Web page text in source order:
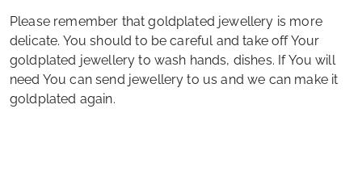
Please remember that goldplated jewellery is more
delicate. You should to be careful and take off Your
goldplated jewellery to wash hands, dishes. If You will
need You can send jewellery to us and we can make it
goldplated again.